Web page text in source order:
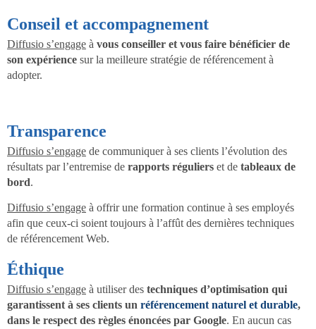
Conseil et accompagnement
Diffusio s’engage à vous conseiller et vous faire bénéficier de
son expérience sur la meilleure stratégie de référencement à
adopter.
Transparence
Diffusio s’engage de communiquer à ses clients l’évolution des
résultats par l’entremise de rapports réguliers et de tableaux de
bord.
Diffusio s’engage à offrir une formation continue à ses employés
afin que ceux-ci soient toujours à l’affût des dernières techniques
de référencement Web.
Éthique
Diffusio s’engage à utiliser des techniques d’optimisation qui
garantissent à ses clients un référencement naturel et durable,
dans le respect des règles énoncées par Google. En aucun cas